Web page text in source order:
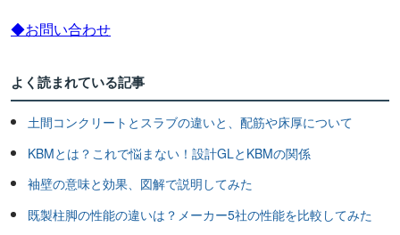
◆お問い合わせ
よく読まれている記事
土間コンクリートとスラブの違いと、配筋や床厚について
KBMとは？これで悩まない！設計GLとKBMの関係
袖壁の意味と効果、図解で説明してみた
既製柱脚の性能の違いは？メーカー5社の性能を比較してみた